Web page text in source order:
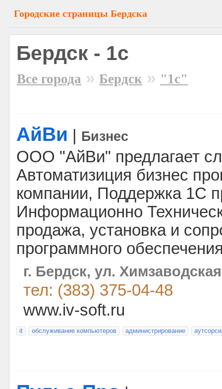
Городские страницы Бердска
Бердск - 1с
Все города » Бердск » "1с"
АйВи Бизнес
ООО "АйВи" предлагает
Автоматизиция бизнес
компании, Поддержка 1С
Информационно
продажа, установка и
программного
г. Бердск, ул.
тел: (383) 375-04-48
www.iv-soft.ru
it обслуживание компьютеров администрирование